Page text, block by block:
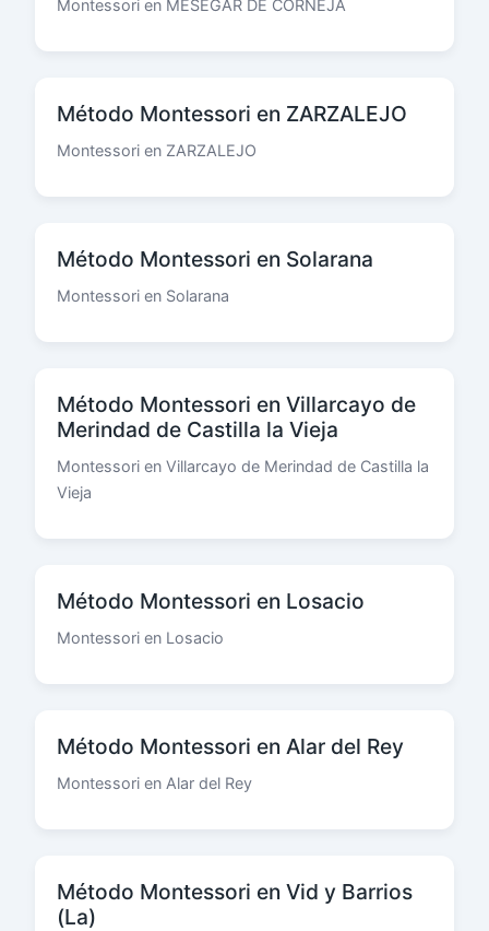
Montessori en MESEGAR DE CORNEJA
Método Montessori en ZARZALEJO
Montessori en ZARZALEJO
Método Montessori en Solarana
Montessori en Solarana
Método Montessori en Villarcayo de
Merindad de Castilla la Vieja
Montessori en Villarcayo de Merindad de Castilla la
Vieja
Método Montessori en Losacio
Montessori en Losacio
Método Montessori en Alar del Rey
Montessori en Alar del Rey
Método Montessori en Vid y Barrios
(La)